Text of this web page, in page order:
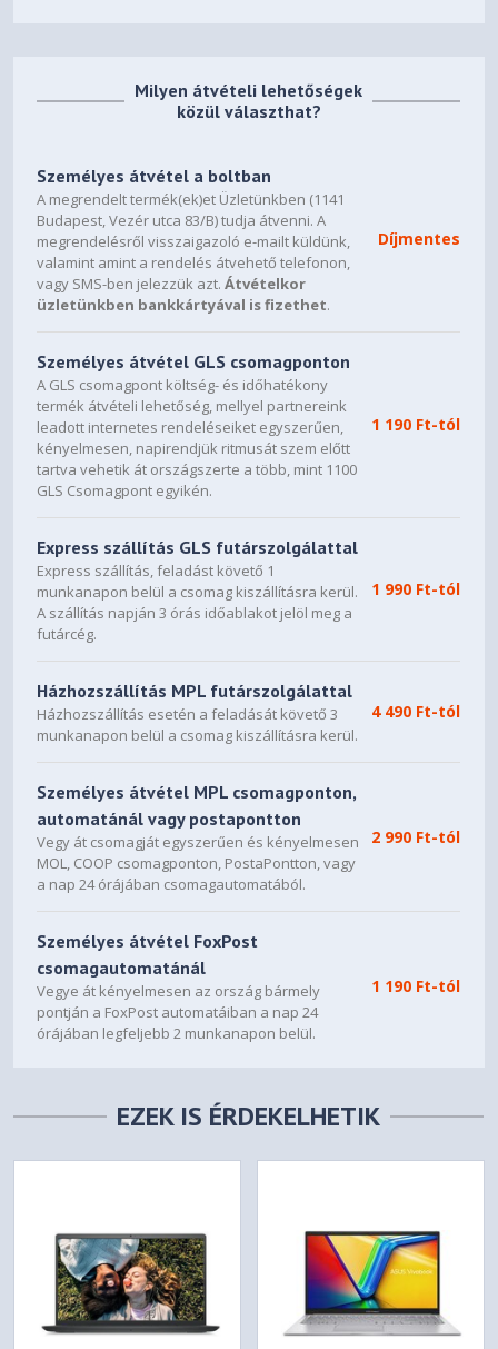
Egyéb adatok
Egyéb funkciók
Billentyűzet világítás
Igen
Numerikus billentyűzet
Igen
Fizikai jellemzők
Alap szín
Ezüst
Magasság (max.)
17,9 mm
Mélység (max.)
232,5 mm
Nettó súly
1,7 kg
Állapot
Új
Milyen átvételi lehetőségek
közül választhat?
Személyes átvétel a boltban
A megrendelt termék(ek)et Üzletünkben (1141
Budapest, Vezér utca 83/B) tudja átvenni. A
megrendelésről visszaigazoló e-mailt küldünk,
valamint amint a rendelés átvehető telefonon,
vagy SMS-ben jelezzük azt.Átvételkor
üzletünkben bankkártyával is fizethet.
Díjmentes
Személyes átvétel GLS csomagponton
A GLS csomagpont költség- és időhatékony
termék átvételi lehetőség, mellyel partnereink
leadott internetes rendeléseiket egyszerűen,
kényelmesen, napirendjük ritmusát szem előtt
tartva vehetik át országszerte a több, mint 1100
GLS Csomagpont egyikén.
1 190 Ft-tól
Express szállítás GLS futárszolgálattal
Express szállítás, feladást követő 1
munkanapon belül a csomag kiszállításra kerül.
A szállítás napján 3 órás időablakot jelöl meg a
futárcég.
1 990 Ft-tól
Házhozszállítás MPL futárszolgálattal
Házhozszállítás esetén a feladását követő 3
munkanapon belül a csomag kiszállításra kerül.
4 490 Ft-tól
Személyes átvétel MPL csomagponton,
automatánál vagy postapontton
Vegy át csomagját egyszerűen és kényelmesen
MOL, COOP csomagponton, PostaPontton, vagy
a nap 24 órájában csomagautomatából.
2 990 Ft-tól
Személyes átvétel FoxPost
csomagautomatánál
Vegye át kényelmesen az ország bármely
pontján a FoxPost automatáiban a nap 24
órájában legfeljebb 2 munkanapon belül.
1 190 Ft-tól
EZEK IS ÉRDEKELHETIK